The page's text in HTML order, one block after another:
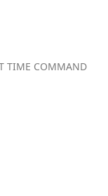
TIME COMMAND